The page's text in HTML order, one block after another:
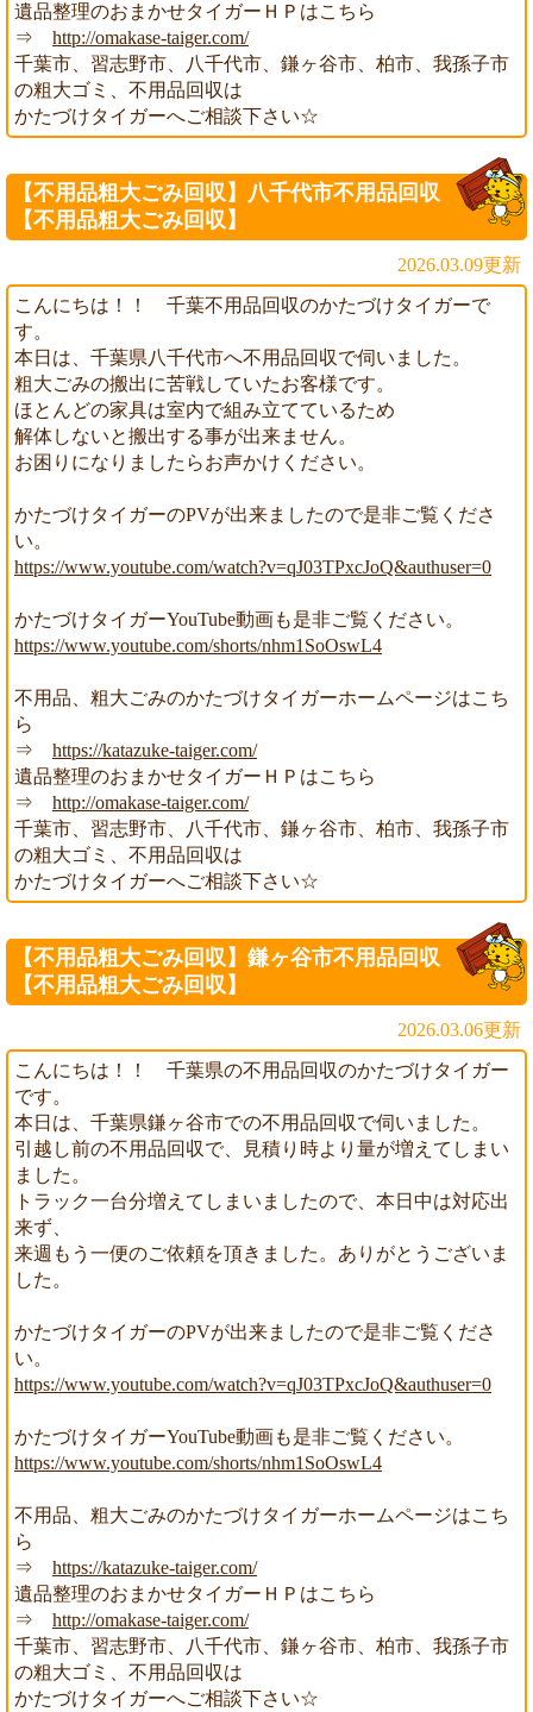
遺品整理のおまかせタイガーＨＰはこちら
⇒ http://omakase-taiger.com/
千葉市、習志野市、八千代市、鎌ヶ谷市、柏市、我孫子市
の粗大ゴミ、不用品回収は
かたづけタイガーへご相談下さい☆
【不用品粗大ごみ回収】八千代市不用品回収
【不用品粗大ごみ回収】
2026.03.09更新
こんにちは！！ 千葉不用品回収のかたづけタイガーで
す。
本日は、千葉県八千代市へ不用品回収で伺いました。
粗大ごみの搬出に苦戦していたお客様です。
ほとんどの家具は室内で組み立てているため
解体しないと搬出する事が出来ません。
お困りになりましたらお声かけください。
かたづけタイガーのPVが出来ましたので是非ご覧くださ
い。
https://www.youtube.com/watch?v=qJ03TPxcJoQ&authuser=0
かたづけタイガーYouTube動画も是非ご覧ください。
https://www.youtube.com/shorts/nhm1SoOswL4
不用品、粗大ごみのかたづけタイガーホームページはこち
ら
⇒ https://katazuke-taiger.com/
遺品整理のおまかせタイガーＨＰはこちら
⇒ http://omakase-taiger.com/
千葉市、習志野市、八千代市、鎌ヶ谷市、柏市、我孫子市
の粗大ゴミ、不用品回収は
かたづけタイガーへご相談下さい☆
【不用品粗大ごみ回収】鎌ヶ谷市不用品回収
【不用品粗大ごみ回収】
2026.03.06更新
こんにちは！！ 千葉県の不用品回収のかたづけタイガー
です。
本日は、千葉県鎌ヶ谷市での不用品回収で伺いました。
引越し前の不用品回収で、見積り時より量が増えてしまい
ました。
トラック一台分増えてしまいましたので、本日中は対応出
来ず、
来週もう一便のご依頼を頂きました。ありがとうございま
した。
かたづけタイガーのPVが出来ましたので是非ご覧くださ
い。
https://www.youtube.com/watch?v=qJ03TPxcJoQ&authuser=0
かたづけタイガーYouTube動画も是非ご覧ください。
https://www.youtube.com/shorts/nhm1SoOswL4
不用品、粗大ごみのかたづけタイガーホームページはこち
ら
⇒ https://katazuke-taiger.com/
遺品整理のおまかせタイガーＨＰはこちら
⇒ http://omakase-taiger.com/
千葉市、習志野市、八千代市、鎌ヶ谷市、柏市、我孫子市
の粗大ゴミ、不用品回収は
かたづけタイガーへご相談下さい☆